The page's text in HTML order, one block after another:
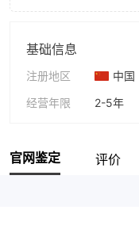
基础信息
注册地区
中国
经营年限
2-5年
官网鉴定 评价